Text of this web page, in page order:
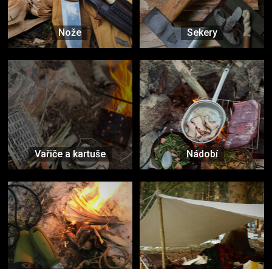
Nože Sekery
Vařiče a kartuše Nádobí